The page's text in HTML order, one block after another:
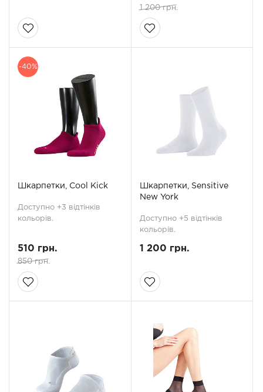
1 200 грн.
-40%
Шкарпетки, Cool Kick
Доступно +3 відтінків
кольорів.
510 грн.
850 грн.
Шкарпетки, Sensitive
New York
Доступно +5 відтінків
кольорів.
1 200 грн.